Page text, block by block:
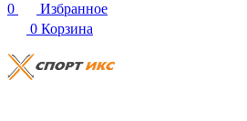
0
Избранное
0 Корзина